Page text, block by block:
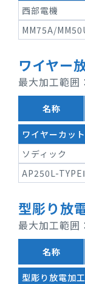
西部電機
MM75A/
ワイヤー
最大加工範
名称
ワイヤーカッ
ソディック
AP250L-
型彫り放
最大加工範
名称
型彫り放電加